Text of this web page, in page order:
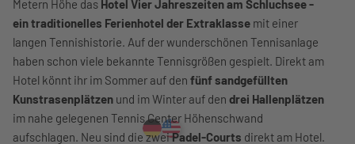
Metern Höhe das Hotel Vier Jahreszeiten am Schluchsee -
ein traditionelles Ferienhotel der Extraklasse mit einer
langen Tennishistorie. Auf der wunderschönen Tennisanlage
haben schon viele bekannte Tennisgrößen gespielt. Direkt am
Hotel könnt ihr im Sommer auf den fünf sandgefüllten
Kunstrasenplätzen und im Winter auf den drei Hallenplätzen
im nahe gelegenen Tennis Center Höhenschwand
aufschlagen. Neu sind die zweiPadel-Courts direkt am Hotel.